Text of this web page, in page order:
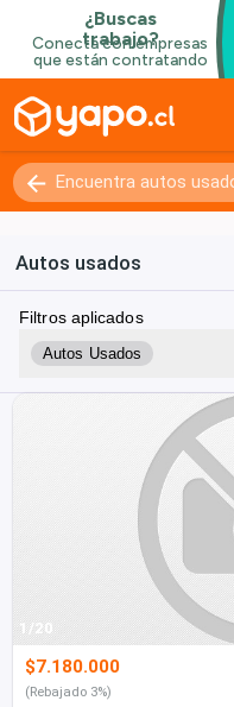
Autos usados
Filtros aplicados
Autos Usados
1/20
$7.180.000
(Rebajado 3%)